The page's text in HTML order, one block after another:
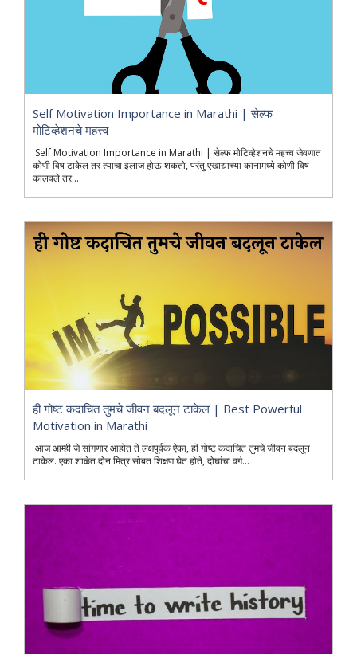
Self Motivation Importance in Marathi | सेल्फ
मोटिव्हेशनचे महत्त्व
Self Motivation Importance in Marathi | सेल्फ मोटिव्हेशनचे महत्त्व जेवणात
कोणी विष टाकेल तर त्याचा इलाज होऊ शकतो, परंतु एखाद्याच्या कानामध्ये कोणी विष
कालवले तर...
ही गोष्ट कदाचित तुमचे जीवन बदलून टाकेल | Best Powerful
Motivation in Marathi
आज आम्ही जे सांगणार आहोत ते लक्षपूर्वक ऐका, ही गोष्ट कदाचित तुमचे जीवन बदलून
टाकेल. एका शाळेत दोन मित्र सोबत शिक्षण घेत होते, दोघांचा वर्ग...